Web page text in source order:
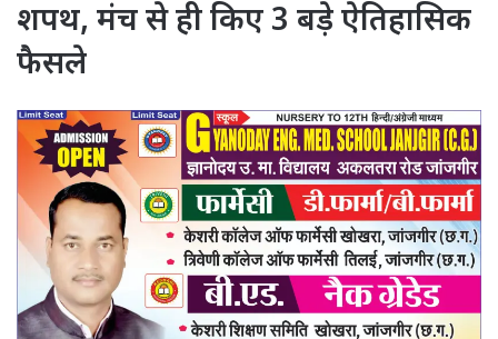
शपथ, मंच से ही किए 3 बड़े ऐतिहासिक
फैसले